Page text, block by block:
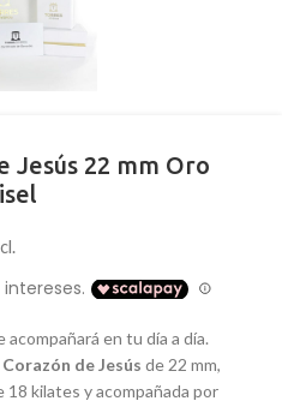
Jesús 22 mm Oro
acompañará en tu día a día.
Corazón deJesús de 22 mm,
18 kilates y acompañada por